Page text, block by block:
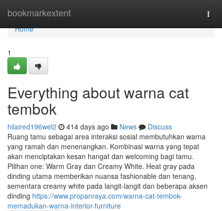
bookmarkextent
Home
Home
1
Everything about warna cat
tembok
hilaired196wel2 414 days ago News
Discuss
Ruang tamu sebagai area interaksi sosial membutuhkan warna
yang ramah dan menenangkan. Kombinasi warna yang tepat
akan menciptakan kesan hangat dan welcoming bagi tamu.
Pilihan one: Warm Gray dan Creamy White. Heat gray pada
dinding utama memberikan nuansa fashionable dan tenang,
sementara creamy white pada langit-langit dan beberapa aksen
dinding https://www.propanraya.com/warna-cat-tembok-
memadukan-warna-interior-furniture